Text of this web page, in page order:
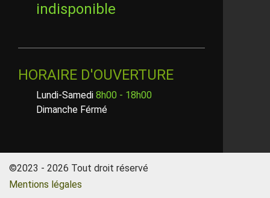
indisponible
HORAIRE D'OUVERTURE
Lundi-Samedi 8h00 - 18h00
Dimanche Férmé
©2023 - 2026 Tout droit réservé
Mentions légales